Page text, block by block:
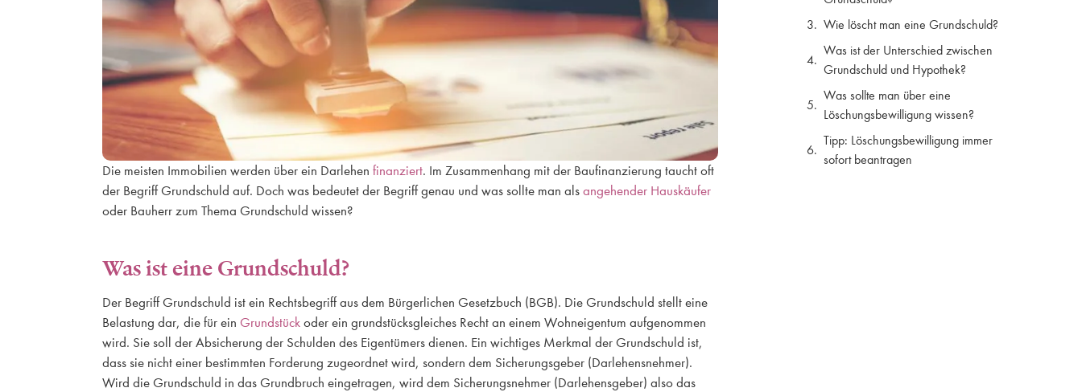
Die meisten Immobilien werden über ein Darlehen finanziert. Im Zusammenhang mit der Baufinanzierung taucht oft
der Begriff Grundschuld auf. Doch was bedeutet der Begriff genau und was sollte man als angehender Hauskäufer
oder Bauherr zum Thema Grundschuld wissen?
Was ist eine Grundschuld?
Der Begriff Grundschuld ist ein Rechtsbegriff aus dem Bürgerlichen Gesetzbuch (BGB). Die Grundschuld stellt eine
Belastung dar, die für ein Grundstück oder ein grundstücksgleiches Recht an einem Wohneigentum aufgenommen
wird. Sie soll der Absicherung der Schulden des Eigentümers dienen. Ein wichtiges Merkmal der Grundschuld ist,
dass sie nicht einer bestimmten Forderung zugeordnet wird, sondern dem Sicherungsgeber (Darlehensnehmer).
Wird die Grundschuld in das Grundbruch eingetragen, wird dem Sicherungsnehmer (Darlehensgeber) also das
Wie löscht man eine Grundschuld?
Was ist der Unterschied zwischen
Grundschuld und Hypothek?
Was sollte man über eine
Löschungsbewilligung wissen?
Tipp: Löschungsbewilligung immer
sofort beantragen